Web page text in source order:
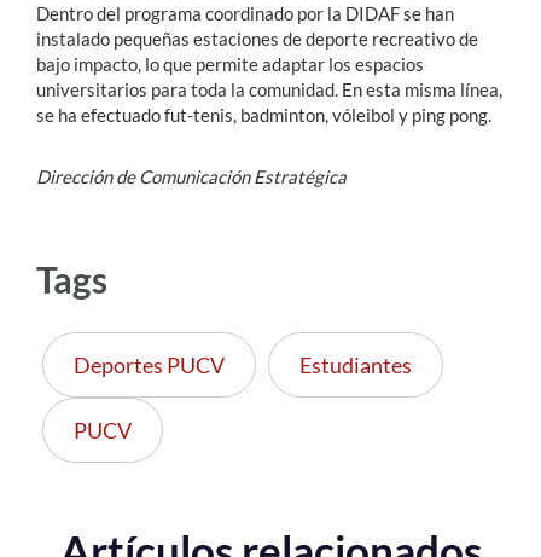
Dentro del programa coordinado por la DIDAF se han
instalado pequeñas estaciones de deporte recreativo de
bajo impacto, lo que permite adaptar los espacios
universitarios para toda la comunidad. En esta misma línea,
se ha efectuado fut-tenis, badminton, vóleibol y ping pong.
Dirección de Comunicación Estratégica
Tags
Deportes PUCV Estudiantes
PUCV